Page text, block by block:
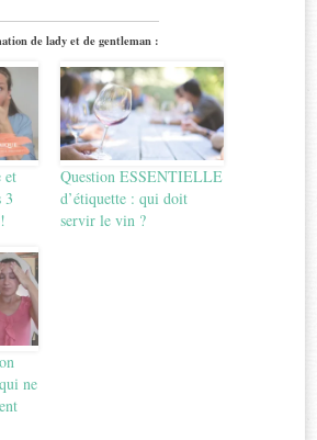
de lady et de gentleman :
et
3
Question ESSENTIELLE
d’étiquette : qui doit
servir le vin ?
ne